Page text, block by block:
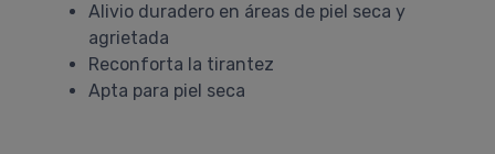
Alivio duradero en áreas de piel seca y
agrietada
Reconforta la tirantez
Apta para piel seca